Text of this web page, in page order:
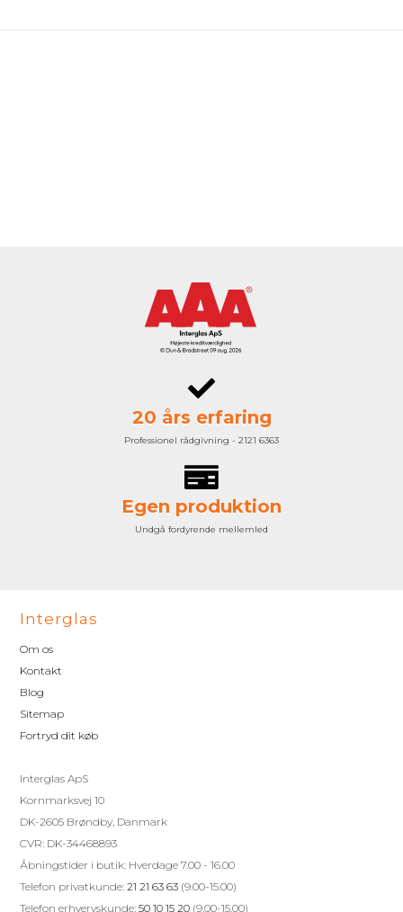
20 års erfaring
Professionel rådgivning - 2121 6363
Egen produktion
Undgå fordyrende mellemled
Interglas
Om os
Kontakt
Blog
Sitemap
Fortryd dit køb
Interglas ApS
Kornmarksvej 10
DK-2605 Brøndby, Danmark
CVR: DK-34468893
Åbningstider i butik: Hverdage 7.00 - 16.00
Telefon privatkunde:21 21 63 63 (9.00-15.00)
Telefon erhvervskunde:50 10 15 20 (9.00-15.00)